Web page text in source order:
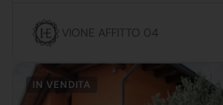
VIONE AFFITTO 04
IN VENDITA